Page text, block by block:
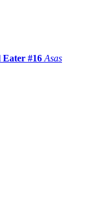
Eater #16 Asas